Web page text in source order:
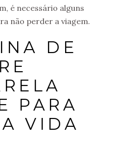
é necessário alguns
não perder a viagem.
DE
PARA
VIDA